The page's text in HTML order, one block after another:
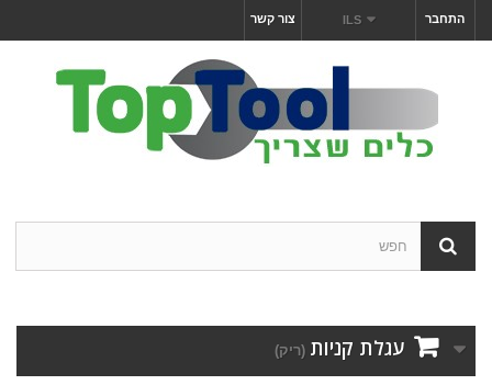
התחבר ILS צור קשר
עגלת קניות (ריק)